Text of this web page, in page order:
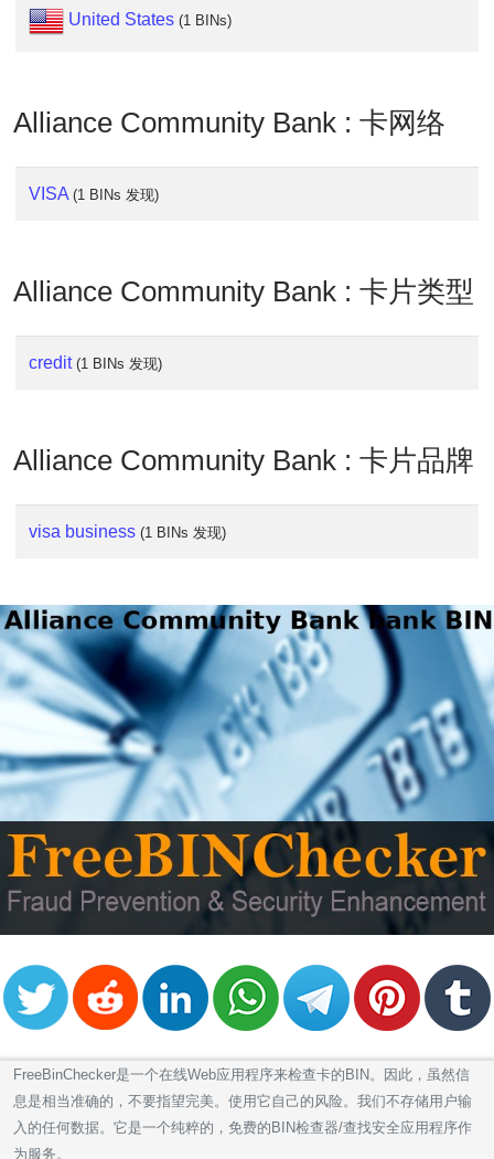
is
My
?
Lookup
/
United States (1 BINs)
Alliance Community Bank : 卡网络
VISA (1 BINs 发现)
Alliance Community Bank : 卡片类型
credit (1 BINs 发现)
Alliance Community Bank : 卡片品牌
visa business (1 BINs 发现)
FreeBinChecker是一个在线Web应用程序来检查卡的BIN。因此，虽然信
息是相当准确的，不要指望完美。使用它自己的风险。我们不存储用户输
入的任何数据。它是一个纯粹的，免费的BIN检查器/查找安全应用程序作
为服务。